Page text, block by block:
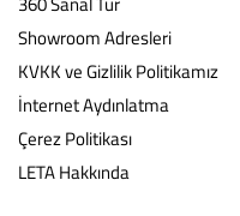
Showroom Adresleri
KVKK ve Gizlilik Politikamız
İnternet Aydınlatma
Çerez Politikası
LETA Hakkında